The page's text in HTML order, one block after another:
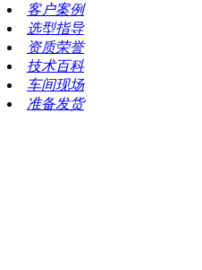
客户案例
选型指导
资质荣誉
技术百科
车间现场
准备发货